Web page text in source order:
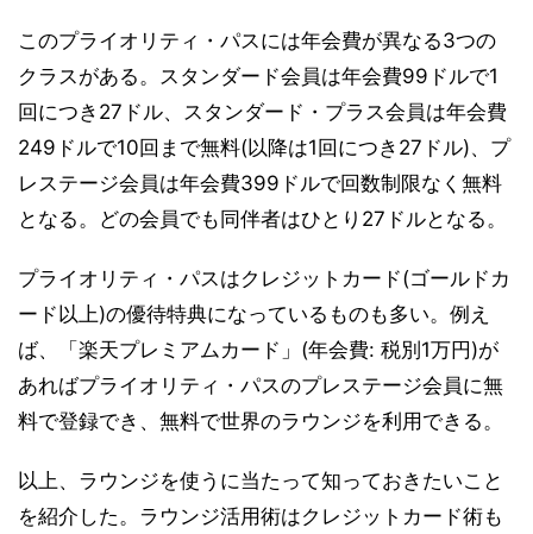
このプライオリティ・パスには年会費が異なる3つの
クラスがある。スタンダード会員は年会費99ドルで1
回につき27ドル、スタンダード・プラス会員は年会費
249ドルで10回まで無料(以降は1回につき27ドル)、プ
レステージ会員は年会費399ドルで回数制限なく無料
となる。どの会員でも同伴者はひとり27ドルとなる。
プライオリティ・パスはクレジットカード(ゴールドカ
ード以上)の優待特典になっているものも多い。例え
ば、「楽天プレミアムカード」(年会費: 税別1万円)が
あればプライオリティ・パスのプレステージ会員に無
料で登録でき、無料で世界のラウンジを利用できる。
以上、ラウンジを使うに当たって知っておきたいこと
を紹介した。ラウンジ活用術はクレジットカード術も